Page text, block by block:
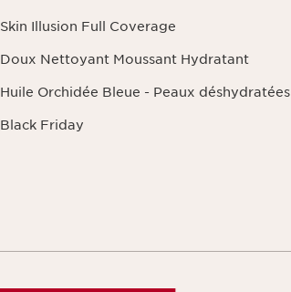
Skin Illusion Full Coverage
Doux Nettoyant Moussant Hydratant
Huile Orchidée Bleue - Peaux déshydratées
Black Friday